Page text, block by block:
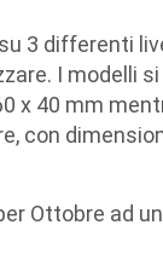
3 differenti
I modelli
x 40 mm
con
Ottobre ad